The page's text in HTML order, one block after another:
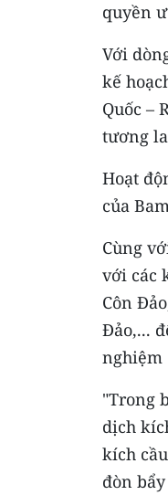
quyền
Với
kế
Quốc –
tương
Hoạt
của
Cùng
với các
Côn
Đảo,...
nghiệm
"Trong
dịch
kích
đòn